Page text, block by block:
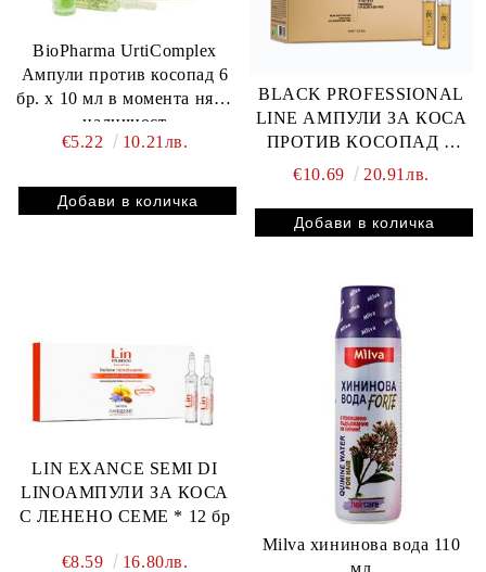
BioPharma UrtiComplex
Ампули против косопад 6
бр. x 10 мл в момента няма
наличност
€5.22
10.21лв.
BLACK PROFESSIONAL
LINE АМПУЛИ ЗА КОСА
ПРОТИВ КОСОПАД С
ПАНТЕНОЛ И
€10.69 20.91лв.
LIN EXANCE SEMI DI
LINOАМПУЛИ ЗА КОСА
С ЛЕНЕНО СЕМЕ * 12 бр
€8.59 16.80лв.
Milva хининова вода 110
мл